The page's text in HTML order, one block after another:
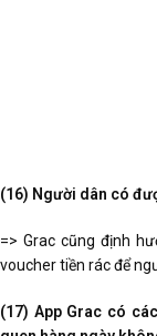
(16) Người dân có
=> Grac cũng định
voucher tiền rác để
(17) App Grac có